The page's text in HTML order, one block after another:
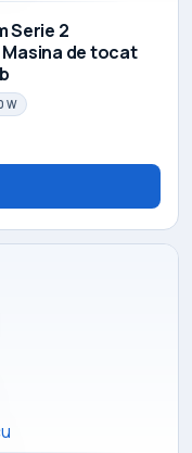
Serie 2
Masina de tocat
W